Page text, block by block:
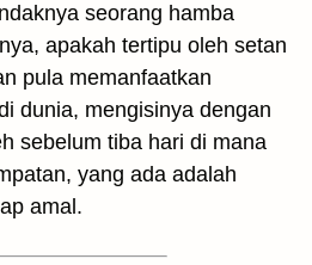
seorang hamba
apakah tertipu oleh setan
pula memanfaatkan
dunia, mengisinya dengan
sebelum tiba hari di mana
yang ada adalah
amal.